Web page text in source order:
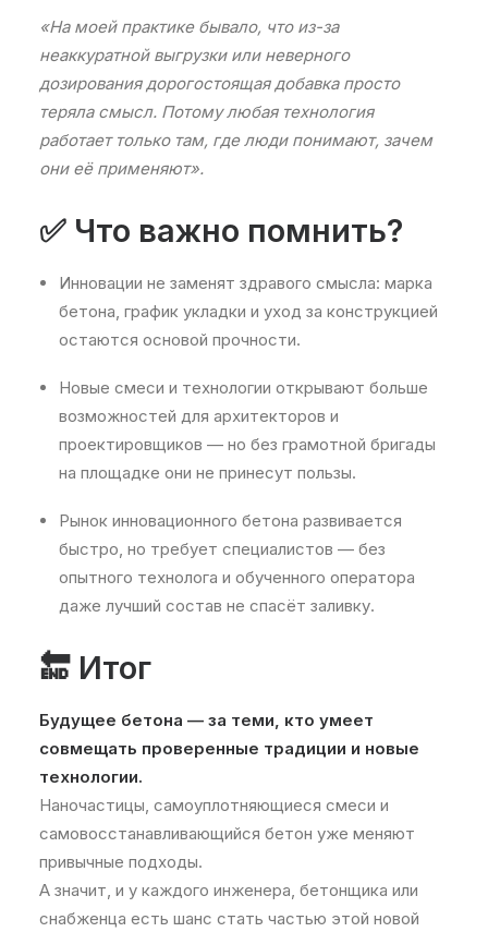
«На моей практике бывало, что из-за
неаккуратной выгрузки или неверного
дозирования дорогостоящая добавка просто
теряла смысл. Потому любая технология
работает только там, где люди понимают, зачем
они её применяют».
✅ Что важно помнить?
Инновации не заменят здравого смысла: марка
бетона, график укладки и уход за конструкцией
остаются основой прочности.
Новые смеси и технологии открывают больше
возможностей для архитекторов и
проектировщиков — но без грамотной бригады
на площадке они не принесут пользы.
Рынок инновационного бетона развивается
быстро, но требует специалистов — без
опытного технолога и обученного оператора
даже лучший состав не спасёт заливку.
🔚 Итог
Будущее бетона — за теми, кто умеет
совмещать проверенные традиции и новые
технологии.
Наночастицы, самоуплотняющиеся смеси и
самовосстанавливающийся бетон уже меняют
привычные подходы.
А значит, и у каждого инженера, бетонщика или
снабженца есть шанс стать частью этой новой